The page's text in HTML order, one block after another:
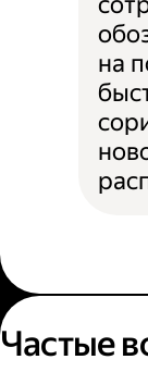
на
Частые